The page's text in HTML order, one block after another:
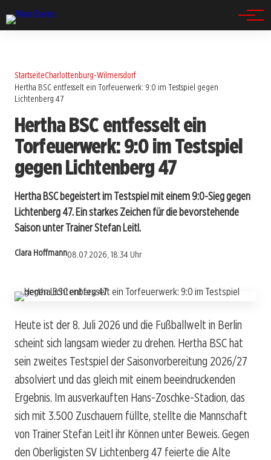
StartseiteCharlottenburg-Wilmersdorf
Hertha BSC entfesselt ein Torfeuerwerk: 9:0 im Testspiel gegen
Lichtenberg 47
Hertha BSC entfesselt ein
Torfeuerwerk: 9:0 im Testspiel
gegen Lichtenberg 47
Hertha BSC begeistert im Testspiel mit einem 9:0-Sieg gegen
Lichtenberg 47. Ein starkes Zeichen für die bevorstehende
Saison unter Trainer Stefan Leitl.
Clara Hoffmann08.07.2026, 18:34 Uhr
Heute ist der 8. Juli 2026 und die Fußballwelt in Berlin
scheint sich langsam wieder zu drehen. Hertha BSC hat
sein zweites Testspiel der Saisonvorbereitung 2026/27
absolviert und das gleich mit einem beeindruckenden
Ergebnis. Im ausverkauften Hans-Zoschke-Stadion, das
sich mit 3.500 Zuschauern füllte, stellte die Mannschaft
von Trainer Stefan Leitl ihr Können unter Beweis. Gegen
den Oberligisten SV Lichtenberg 47 feierte die Alte